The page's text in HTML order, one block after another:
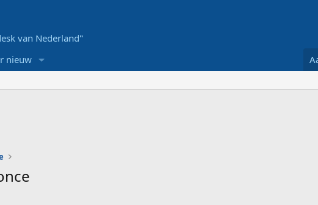
van Nederland"
nieuw